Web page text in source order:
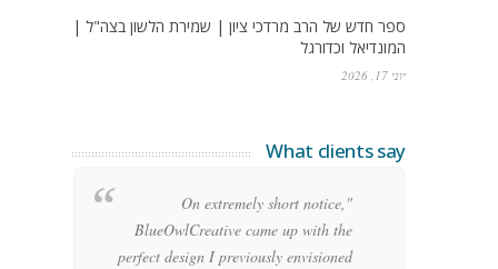
ספר חדש של הרב מרדכי ציון | שמירת הלשון בצה"ל |
המונדיאל וכדורגל
יוני 17, 2026
What clients say
"On extremely short notice,
BlueOwlCreative came up with the
perfect design I previously envisioned